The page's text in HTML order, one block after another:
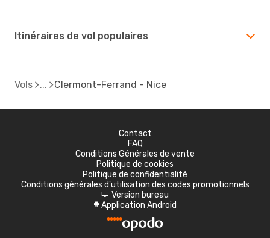
Itinéraires de vol populaires
Vols Clermont-Ferrand - Nice
Contact
FAQ
Conditions Générales de vente
Politique de cookies
Politique de confidentialité
Conditions générales d'utilisation des codes promotionnels
d Version bureau
A Application Android